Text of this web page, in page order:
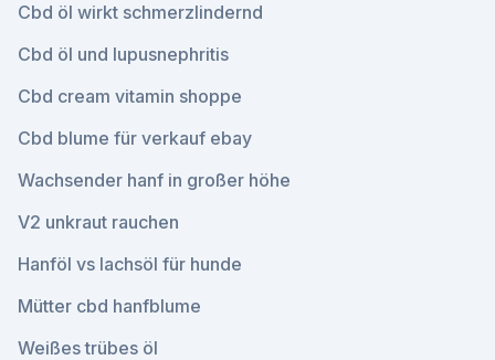
Cbd öl wirkt schmerzlindernd
Cbd öl und lupusnephritis
Cbd cream vitamin shoppe
Cbd blume für verkauf ebay
Wachsender hanf in großer höhe
V2 unkraut rauchen
Hanföl vs lachsöl für hunde
Mütter cbd hanfblume
Weißes trübes öl